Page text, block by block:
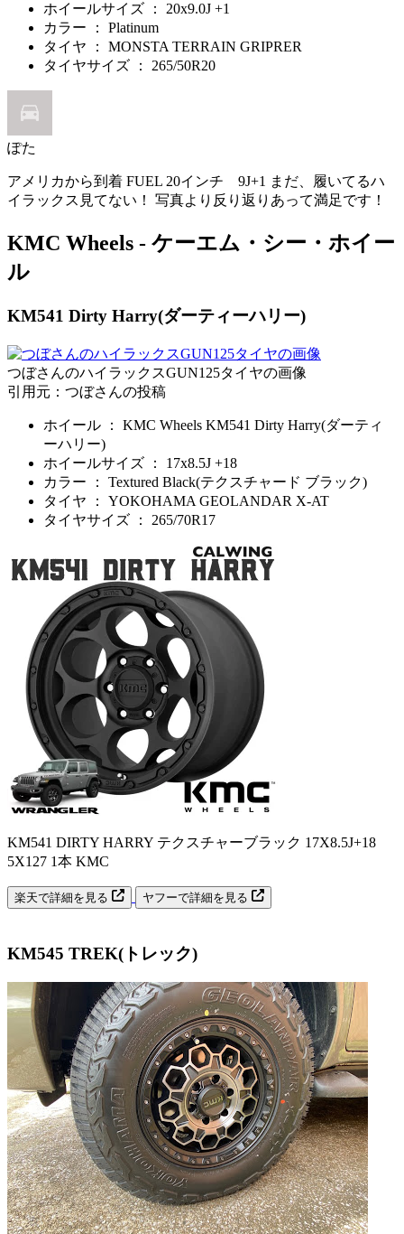
ホイールサイズ ： 20x9.0J +1
カラー ： Platinum
タイヤ ： MONSTA TERRAIN GRIPRER
タイヤサイズ ： 265/50R20
ぽた
アメリカから到着 FUEL 20インチ 9J+1 まだ、履いてるハ
イラックス見てない！ 写真より反り返りあって満足です！
KMC Wheels - ケーエム・シー・ホイー
ル
KM541 Dirty Harry(ダーティーハリー)
つぼさんのハイラックスGUN125タイヤの画像
引用元：つぼさんの投稿
ホイール ： KMC Wheels KM541 Dirty Harry(ダーティ
ーハリー)
ホイールサイズ ： 17x8.5J +18
カラー ： Textured Black(テクスチャード ブラック)
タイヤ ： YOKOHAMA GEOLANDAR X-AT
タイヤサイズ ： 265/70R17
KM541 DIRTY HARRY テクスチャーブラック 17X8.5J+18
5X127 1本 KMC
楽天で詳細を見る ヤフーで詳細を見る
KM545 TREK(トレック)